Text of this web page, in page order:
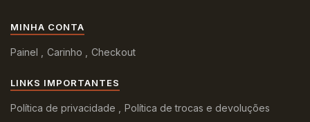
MINHA CONTA
Painel Carinho Checkout
LINKS IMPORTANTES
Política de privacidade Política de trocas e devoluções